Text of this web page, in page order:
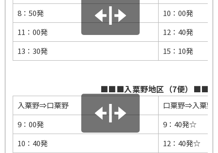
8：50発
10：00発
11：00発
12：40発
13：30発
15：10発
■■■入粟野地区（7便）■■■
入粟野⇒口粟野
口粟野⇒入粟野
9：00発
9：40発☆
10：40発
12：40発☆